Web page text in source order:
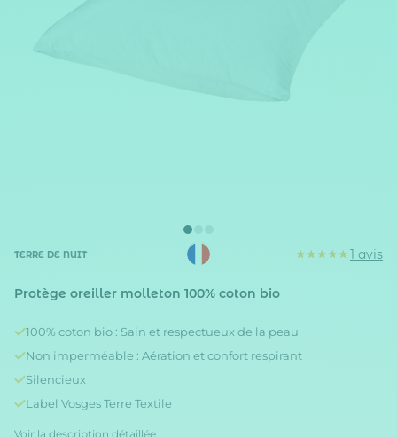
TERRE DE NUIT 1 avis
Protège oreiller molleton 100% coton bio
100% coton bio : Sain et respectueux de la peau
Non imperméable : Aération et confort respirant
Silencieux
Label Vosges Terre Textile
Voir la description détaillée